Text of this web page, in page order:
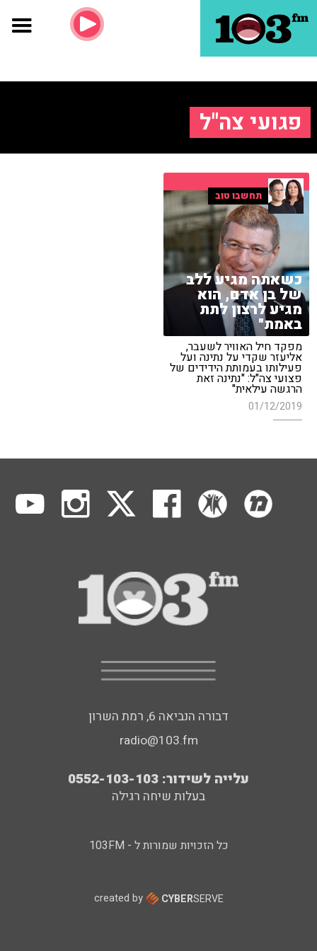
פגועי צה"ל
תחשבו טוב
כשאתה מגיע ללב
של בן אדם, הוא
מגיע לרצון לתת
באמת"
מפקד חיל האוויר לשעבר,
אליעזר שקדי על נתינה ועל
פעילותו בעמותת הידידים של
פצועי צה"ל: "נתינה זאת
הרגשה עילאית"
01/12/2019
דבורה הנביאה 6, רמת השרון
radio@103.fm
עלייה לשידור: 0552-103-103
בעלות שיחה רגילה
כל הזכויות שמורות ל - 103FM
created by CYBERSERVE